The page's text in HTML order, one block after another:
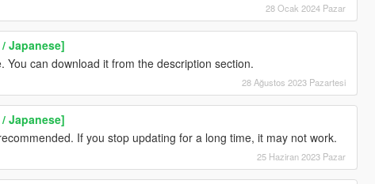
28 Ocak 2024 Pazar
Japanese]
You can download it from the description section.
28 Ağustos 2023 Pazartesi
Japanese]
If you stop updating for a long time, it may not work.
25 Haziran 2023 Pazar